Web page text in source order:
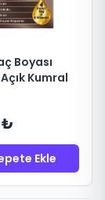
Boyası
Kumral
₺
Ekle